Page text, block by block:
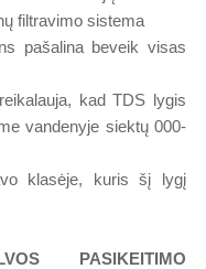
filtravimo sistema
pašalina beveik visas
kad TDS lygis
vandenyje siektų 000-
klasėje, kuris šį lygį
PASIKEITIMO